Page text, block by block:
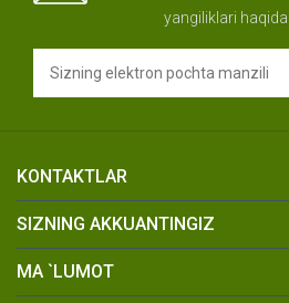
yangiliklari
KONTAKTLAR
SIZNING AKKUANTINGIZ
MA `LUMOT